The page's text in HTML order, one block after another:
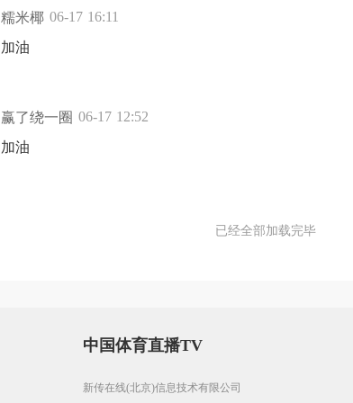
糯米椰 06-17 16:11
加油
赢了绕一圈 06-17 12:52
加油
已经全部加载完毕
中国体育直播TV
新传在线(北京)信息技术有限公司